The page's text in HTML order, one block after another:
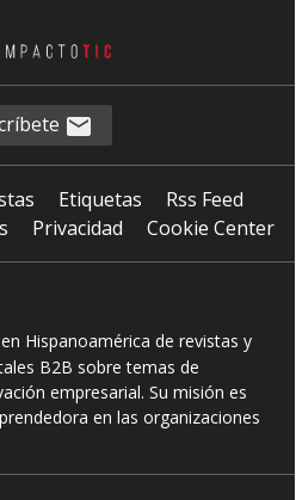
Etiquetas
Rss Feed
Privacidad Cookie Center
Hispanoamérica de revistas y
B2B sobre temas de
empresarial. Su misión es
en las organizaciones